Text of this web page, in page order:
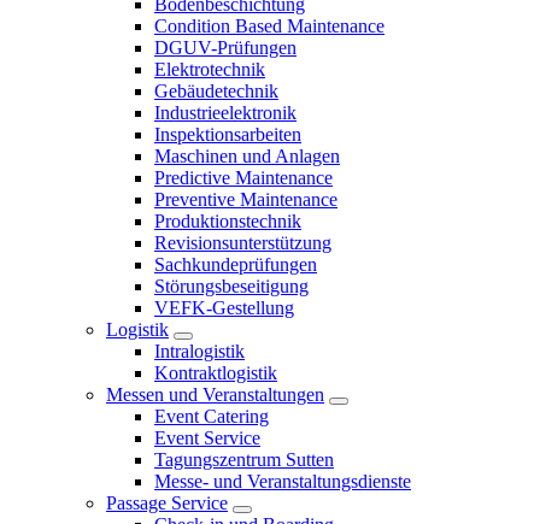
Bodenbeschichtung
Condition Based Maintenance
DGUV-Prüfungen
Elektrotechnik
Gebäudetechnik
Industrieelektronik
Inspektionsarbeiten
Maschinen und Anlagen
Predictive Maintenance
Preventive Maintenance
Produktionstechnik
Revisionsunterstützung
Sachkundeprüfungen
Störungsbeseitigung
VEFK-Gestellung
Logistik
Intralogistik
Kontraktlogistik
Messen und Veranstaltungen
Event Catering
Event Service
Tagungszentrum Sutten
Messe- und Veranstaltungsdienste
Passage Service